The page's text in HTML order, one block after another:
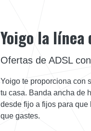
Yoigo la línea
Ofertas de ADSL
Yoigo te proporciona con
tu casa. Banda ancha de
desde fijo a fijos para
que gastes.